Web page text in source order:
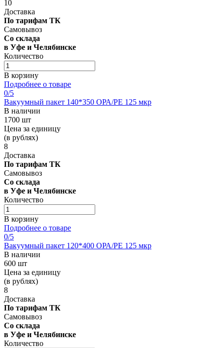
10
Доставка
По тарифам ТК
Самовывоз
Со склада
в Уфе и Челябинске
Количество
В корзину
Подробнее о товаре
0/5
Вакуумный пакет 140*350 OРА/РЕ 125 мкр
В наличии
1700 шт
Цена за единицу
(в рублях)
8
Доставка
По тарифам ТК
Самовывоз
Со склада
в Уфе и Челябинске
Количество
В корзину
Подробнее о товаре
0/5
Вакуумный пакет 120*400 OРА/РЕ 125 мкр
В наличии
600 шт
Цена за единицу
(в рублях)
8
Доставка
По тарифам ТК
Самовывоз
Со склада
в Уфе и Челябинске
Количество